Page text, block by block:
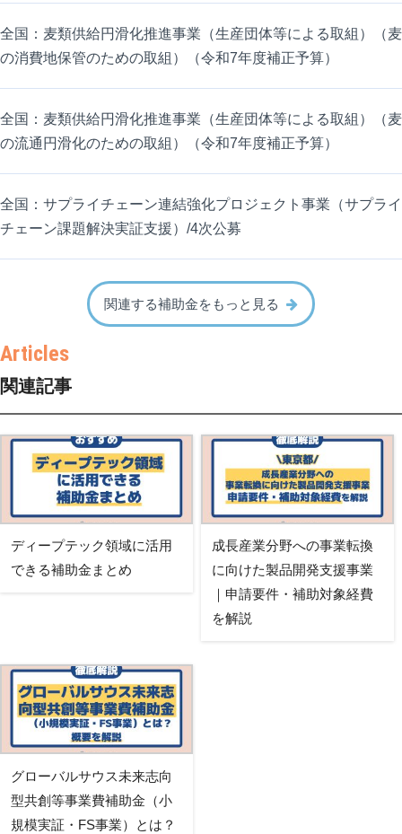
全国：麦類供給円滑化推進事業（生産団体等による取組）（麦
の消費地保管のための取組）（令和7年度補正予算）
全国：麦類供給円滑化推進事業（生産団体等による取組）（麦
の流通円滑化のための取組）（令和7年度補正予算）
全国：サプライチェーン連結強化プロジェクト事業（サプライ
チェーン課題解決実証支援）/4次公募
関連する補助金をもっと見る
関連記事
ディープテック領域に活用
できる補助金まとめ
成長産業分野への事業転換
に向けた製品開発支援事業
｜申請要件・補助対象経費
を解説
グローバルサウス未来志向
型共創等事業費補助金（小
規模実証・FS事業）とは？